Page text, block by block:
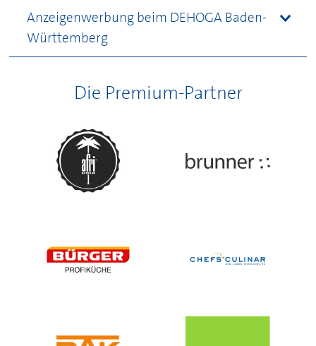
Anzeigenwerbung beim DEHOGA Baden-
Württemberg
Die Premium-Partner